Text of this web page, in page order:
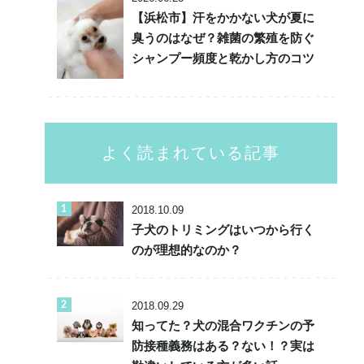
【浜松市】汗をかかない犬が夏に
臭うのはなぜ？雑菌の繁殖を防ぐ
シャンプー頻度と乾かし方のコツ
よく読まれている記事
2018.10.09
子犬のトリミングはいつから行く
のが理想的なのか？
2018.09.29
知ってた？犬の混合ワクチンの予
防接種義務はある？ない！？実は